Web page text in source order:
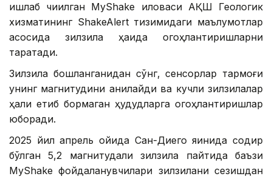
ишлаб чиқилган MyShake иловаси АҚШ Геологик
хизматининг ShakeAlert тизимидаги маълумотлар
асосида зилзила ҳақида огоҳлантиришларни
тарқатади.
Зилзила бошланганидан сўнг, сенсорлар тармоғи
унинг магнитудини аниқлайди ва кучли зилзилалар
ҳали етиб бормаган ҳудудларга огоҳлантиришлар
юборади.
2025 йил апрель ойида Сан-Диего яқинида содир
бўлган 5,2 магнитудали зилзила пайтида баъзи
MyShake фойдаланувчилари зилзилани сезишдан